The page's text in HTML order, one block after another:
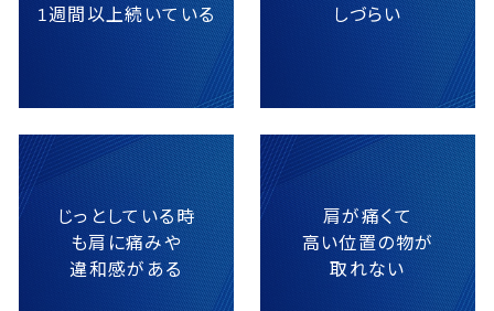
1週間以上続いている
しづらい
じっとしている時
も肩に痛みや
違和感がある
肩が痛くて
高い位置の物が
取れない